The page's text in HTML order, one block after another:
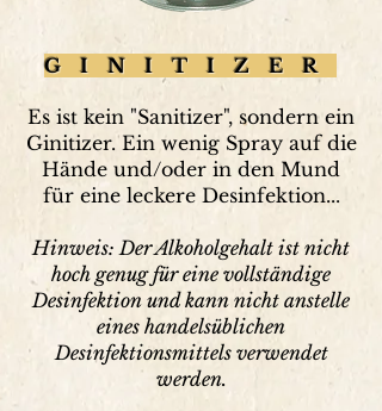
GINITIZER
Es ist kein "Sanitizer", sondern ein
Ginitizer. Ein wenig Spray auf die
Hände und/oder in den Mund
für eine leckere Desinfektion...
Hinweis: Der Alkoholgehalt ist nicht
hoch genug für eine vollständige
Desinfektion und kann nicht anstelle
eines handelsüblichen
Desinfektionsmittels verwendet
werden.